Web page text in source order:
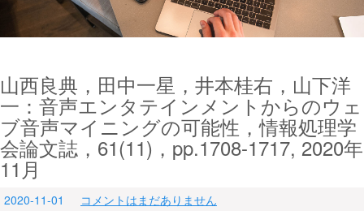
山西良典，田中一星，井本桂右，山下洋
一：音声エンタテインメントからのウェ
ブ音声マイニングの可能性，情報処理学
会論文誌，61(11)，pp.1708-1717, 2020年
11月
2020-11-01
コメントはまだありません